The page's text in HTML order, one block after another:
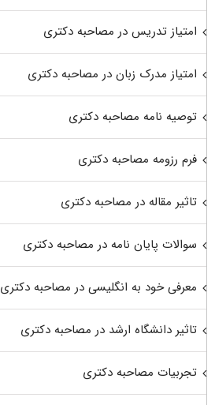
امتیاز تدریس در مصاحبه دکتری
امتیاز مدرک زبان در مصاحبه دکتری
توصیه نامه مصاحبه دکتری
فرم رزومه مصاحبه دکتری
تاثیر مقاله در مصاحبه دکتری
سوالات پایان نامه در مصاحبه دکتری
معرفی خود به انگلیسی در مصاحبه دکتری
تاثیر دانشگاه ارشد در مصاحبه دکتری
تجربیات مصاحبه دکتری